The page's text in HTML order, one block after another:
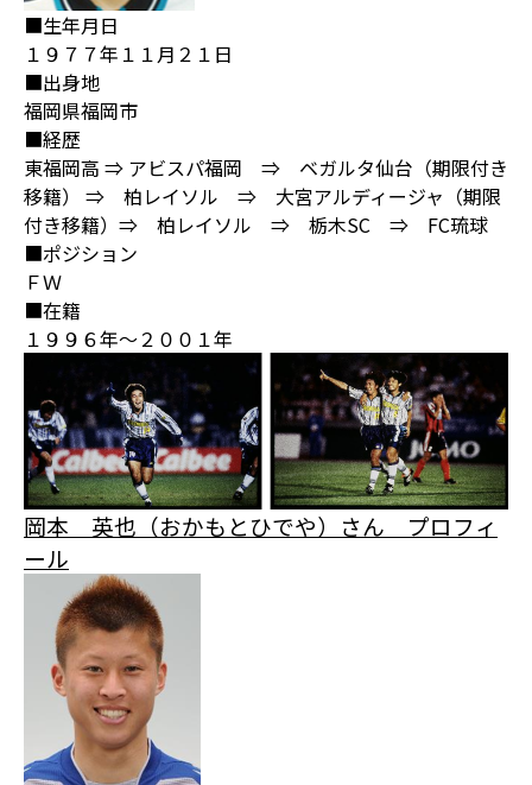
■生年月日
１９７７年１１月２１日
■出身地
福岡県福岡市
■経歴
東福岡高 ⇒ アビスパ福岡 ⇒ ベガルタ仙台（期限付き
移籍） ⇒ 柏レイソル ⇒ 大宮アルディージャ（期限
付き移籍）⇒ 柏レイソル ⇒ 栃木SC ⇒ FC琉球
■ポジション
ＦＷ
■在籍
１９９６年～２００１年
岡本 英也（おかもとひでや）さん プロフィ
ール